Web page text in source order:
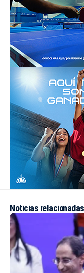
Noticias relacionadas